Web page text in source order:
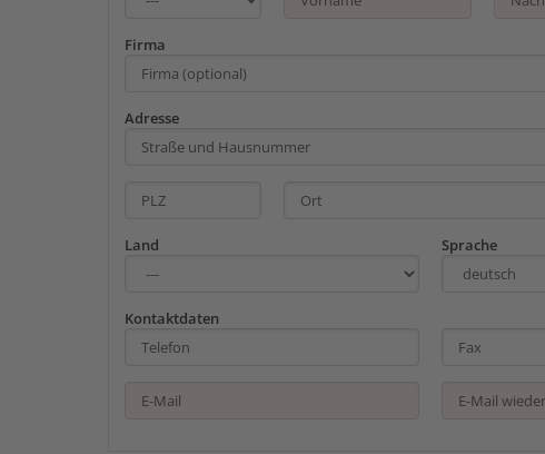
Firma
Adresse
Land Sprache
Kontaktdaten